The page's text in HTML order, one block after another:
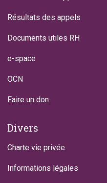
Résultats des appels
Documents utiles RH
e-space
OCN
Faire un don
Divers
Charte vie privée
Informations légales